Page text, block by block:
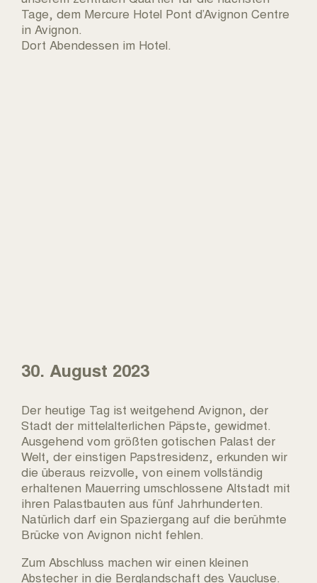
Tage, dem Mercure Hotel Pont d’Avignon Centre
in Avignon.
Dort Abendessen im Hotel.
30. August 2023
Der heutige Tag ist weitgehend Avignon, der
Stadt der mittelalterlichen Päpste, gewidmet.
Ausgehend vom größten gotischen Palast der
Welt, der einstigen Papstresidenz, erkunden wir
die überaus reizvolle, von einem vollständig
erhaltenen Mauerring umschlossene Altstadt mit
ihren Palastbauten aus fünf Jahrhunderten.
Natürlich darf ein Spaziergang auf die berühmte
Brücke von Avignon nicht fehlen.
Zum Abschluss machen wir einen kleinen
Abstecher in die Berglandschaft des Vaucluse.